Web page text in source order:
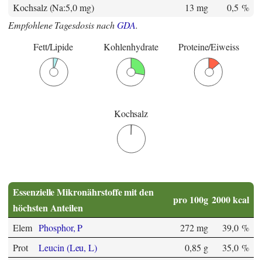
Kochsalz (Na:5,0 mg)
13 mg
0,5 %
Empfohlene Tagesdosis nachGDA.
Fett/Lipide
Kohlenhydrate Proteine/Eiweiss
Kochsalz
Essenzielle Mikronährstoffe mit den
höchsten Anteilen
pro 100g 2000 kcal
Elem Phosphor, P 272 mg
39,0 %
Prot
Leucin (Leu, L) 0,85 g
35,0 %